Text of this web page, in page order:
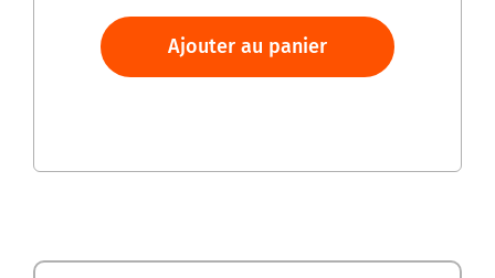
Patée
la
Ajouter au panier